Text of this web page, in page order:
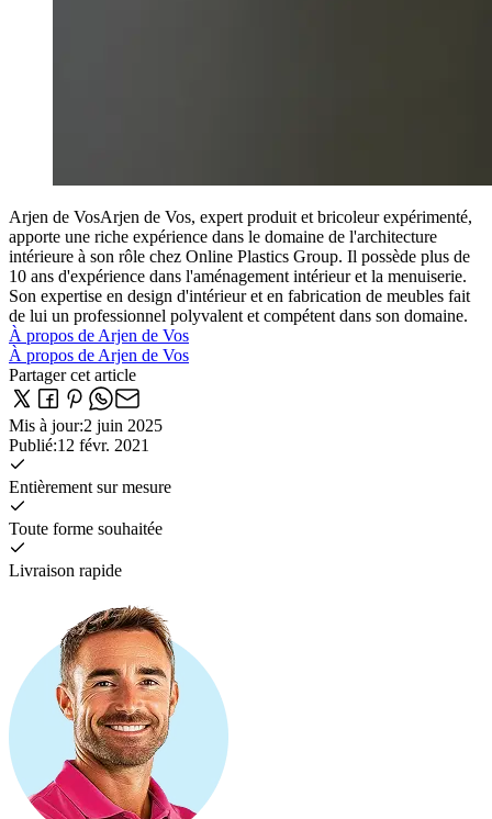
Arjen de VosArjen de Vos, expert produit et bricoleur expérimenté,
apporte une riche expérience dans le domaine de l'architecture
intérieure à son rôle chez Online Plastics Group. Il possède plus de
10 ans d'expérience dans l'aménagement intérieur et la menuiserie.
Son expertise en design d'intérieur et en fabrication de meubles fait
de lui un professionnel polyvalent et compétent dans son domaine.
À propos de Arjen de Vos
À propos de Arjen de Vos
Partager cet article
Mis à jour:2 juin 2025
Publié:12 févr. 2021
Entièrement sur mesure
Toute forme souhaitée
Livraison rapide